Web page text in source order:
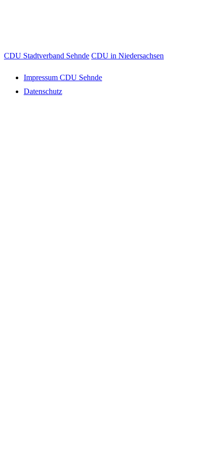
CDU Stadtverband Sehnde CDU in Niedersachsen
Impressum CDU Sehnde
Datenschutz